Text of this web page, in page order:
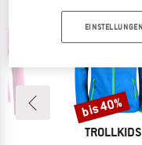
MARKE
TROLLKIDS
Rabatt
bis 40%
EINSTELLUNGEN